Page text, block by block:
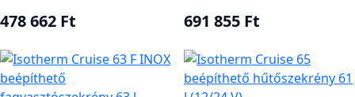
478 662 Ft 691 855 Ft